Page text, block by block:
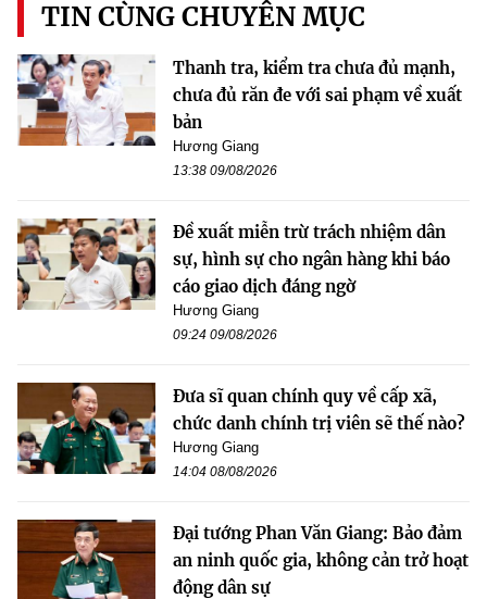
TIN CÙNG CHUYÊN MỤC
Thanh tra, kiểm tra chưa đủ mạnh,
chưa đủ răn đe với sai phạm về xuất
bản
Hương Giang
13:38 09/08/2026
Đề xuất miễn trừ trách nhiệm dân
sự, hình sự cho ngân hàng khi báo
cáo giao dịch đáng ngờ
Hương Giang
09:24 09/08/2026
Đưa sĩ quan chính quy về cấp xã,
chức danh chính trị viên sẽ thế nào?
Hương Giang
14:04 08/08/2026
Đại tướng Phan Văn Giang: Bảo đảm
an ninh quốc gia, không cản trở hoạt
động dân sự